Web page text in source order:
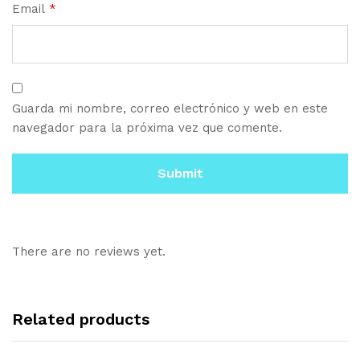
Email *
Guarda mi nombre, correo electrónico y web en este
navegador para la próxima vez que comente.
There are no reviews yet.
Related products